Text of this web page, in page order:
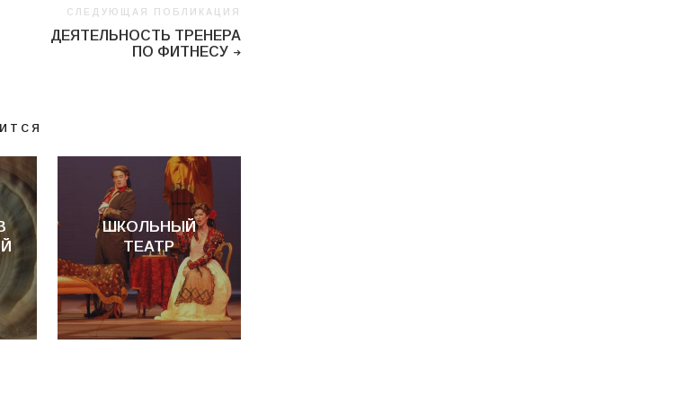
СЛЕДУЮЩАЯ ПОБЛИКАЦИЯ
ДЕЯТЕЛЬНОСТЬ ТРЕНЕРА
ПО ФИТНЕСУ
ШКОЛЬНЫЙ
ТЕАТР